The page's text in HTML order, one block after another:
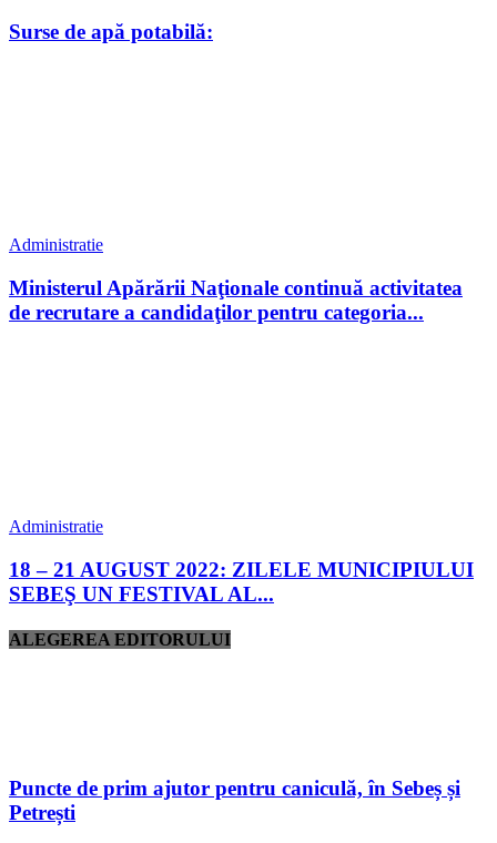
Surse de apă potabilă:
Administratie
Ministerul Apărării Naţionale continuă activitatea
de recrutare a candidaţilor pentru categoria...
Administratie
18 – 21 AUGUST 2022: ZILELE MUNICIPIULUI
SEBEŞ UN FESTIVAL AL...
ALEGEREA EDITORULUI
Puncte de prim ajutor pentru caniculă, în Sebeș și
Petrești